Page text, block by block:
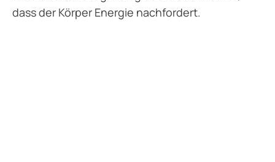
dass der Körper Energie nachfordert.